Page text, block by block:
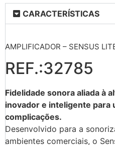
CARACTERÍSTICAS
AMPLIFICADOR – SENSUS
REF.:32785
Fidelidade sonora aliada à
inovador e inteligente para
complicações.
Desenvolvido para a
ambientes comerciais, o